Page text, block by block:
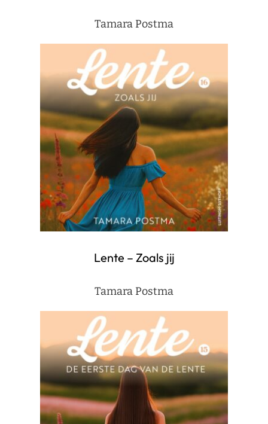
Tamara Postma
Lente – Zoals jij
Tamara Postma